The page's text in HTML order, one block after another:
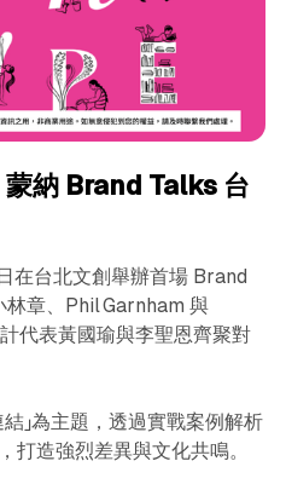
納 Brand Talks 台
在台北文創舉辦首場 Brand
章、Phil Garnham 與
代表黃國瑜與李聖恩齊聚對
」為主題，透過實戰案例解析
打造強烈差異與文化共鳴。